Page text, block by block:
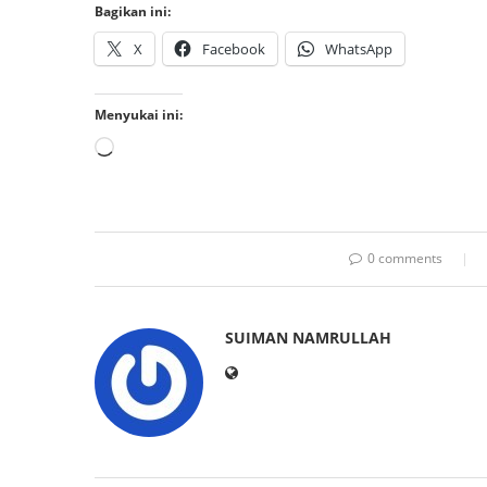
Bagikan ini:
X Facebook WhatsApp
Menyukai ini:
0 comments
SUIMAN NAMRULLAH